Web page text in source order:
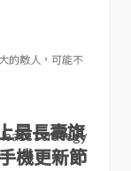
的敵人，可能不
最長壽旗
機更新節